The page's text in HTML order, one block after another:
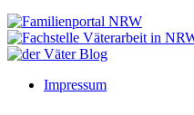
Impressum